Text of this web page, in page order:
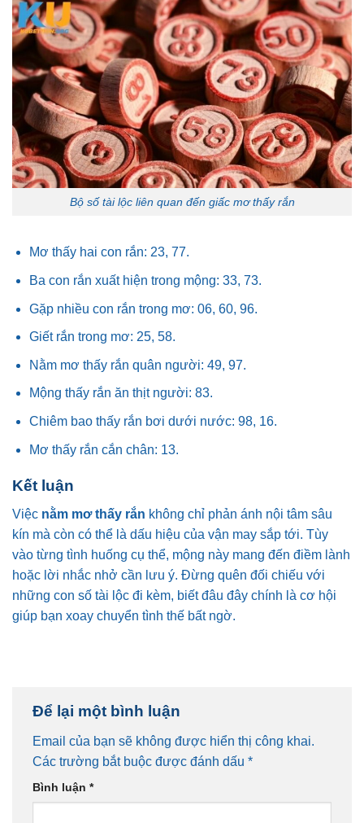
Bộ số tài lộc liên quan đến giấc mơ thấy rắn
Mơ thấy hai con rắn: 23, 77.
Ba con rắn xuất hiện trong mộng: 33, 73.
Gặp nhiều con rắn trong mơ: 06, 60, 96.
Giết rắn trong mơ: 25, 58.
Nằm mơ thấy rắn quân người: 49, 97.
Mộng thấy rắn ăn thịt người: 83.
Chiêm bao thấy rắn bơi dưới nước: 98, 16.
Mơ thấy rắn cắn chân: 13.
Kết luận
Việc nằm mơ thấy rắn không chỉ phản ánh nội tâm sâu
kín mà còn có thể là dấu hiệu của vận may sắp tới. Tùy
vào từng tình huống cụ thể, mộng này mang đến điềm lành
hoặc lời nhắc nhở cần lưu ý. Đừng quên đối chiếu với
những con số tài lộc đi kèm, biết đâu đây chính là cơ hội
giúp bạn xoay chuyển tình thế bất ngờ.
Để lại một bình luận
Email của bạn sẽ không được hiển thị công khai.
Các trường bắt buộc được đánh dấu *
Bình luận *